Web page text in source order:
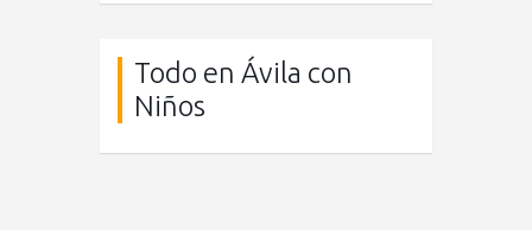
Todo en Ávila con
Niños